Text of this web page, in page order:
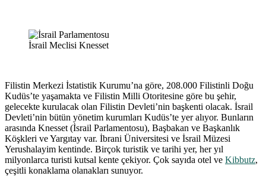
İsrail Meclisi Knesset
Filistin Merkezi İstatistik Kurumu’na göre, 208.000 Filistinli Doğu
Kudüs’te yaşamakta ve Filistin Milli Otoritesine göre bu şehir,
gelecekte kurulacak olan Filistin Devleti’nin başkenti olacak. İsrail
Devleti’nin bütün yönetim kurumları Kudüs’te yer alıyor. Bunların
arasında Knesset (İsrail Parlamentosu), Başbakan ve Başkanlık
Köşkleri ve Yargıtay var. İbrani Üniversitesi ve İsrail Müzesi
Yerushalayim kentinde. Birçok turistik ve tarihi yer, her yıl
milyonlarca turisti kutsal kente çekiyor. Çok sayıda otel ve Kibbutz,
çeşitli konaklama olanakları sunuyor.